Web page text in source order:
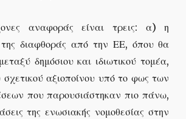
αναφοράς είναι τρεις: α) η
της διαφθοράς από την ΕΕ, όπου θα
δημόσιου και ιδιωτικού τομέα,
αξιοποίνου υπό το φως των
που παρουσιάστηκαν πιο πάνω,
της ενωσιακής νομοθεσίας στην